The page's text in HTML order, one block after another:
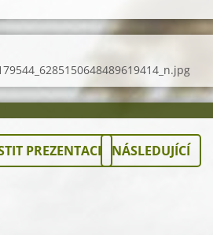
PREZENTACI NÁSLEDUJÍCÍ